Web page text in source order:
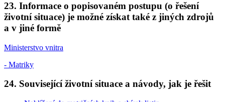
23. Informace o popisovaném postupu (o řešení
životní situace) je možné získat také z jiných zdrojů
a v jiné formě
Ministerstvo vnitra
- Matriky
24. Související životní situace a návody, jak je řešit